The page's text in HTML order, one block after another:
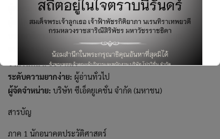
ไอแซค อาซิมอฟ
ผู้แปล:บรรยงก์
บรรณาธิการ:วศิน เพิ่มทรัพย์, ศุภพงษ์ อารีประเสริฐกุล
15×21 ซม.
จำนวนหน้า:304 หน้า
ระดับความยากง่าย: ผู้อ่านทั่วไป
ผู้จัดจำหน่าย: บริษัท ซีเอ็ดยูเคชั่น จำกัด (มหาชน)
สารบัญ
ภาค 1 นักอนาคตประวัติศาสตร์